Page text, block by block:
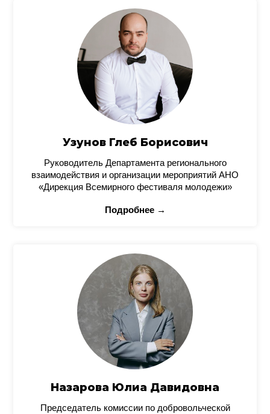
Узунов Глеб Борисович
Руководитель Департамента регионального
взаимодействия и организации мероприятий АНО
«Дирекция Всемирного фестиваля молодежи»
Подробнее →
Назарова Юлиа Давидовна
Председатель комиссии по добровольческой